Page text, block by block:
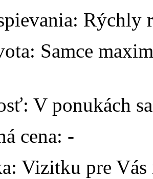
Rýchly
Samce
V ponukách
cena: -
Vizitku pre Vás